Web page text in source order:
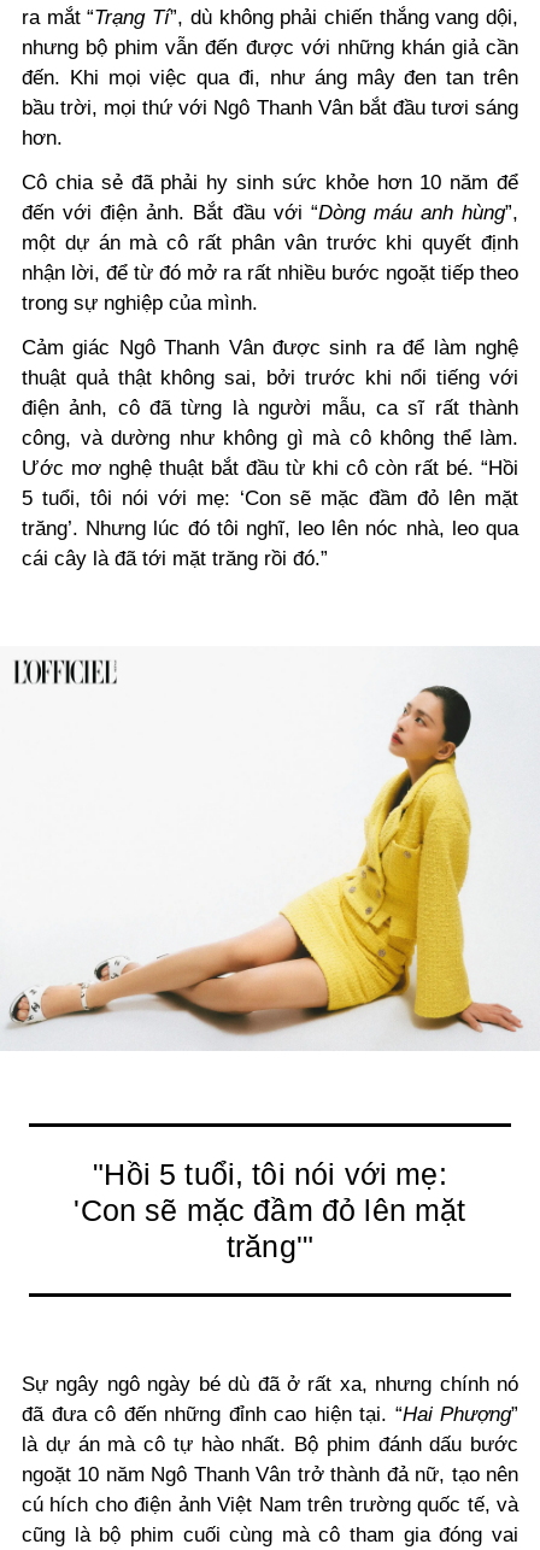
ra mắt “Trạng Tí”, dù không phải chiến thắng vang dội,
nhưng bộ phim vẫn đến được với những khán giả cần
đến. Khi mọi việc qua đi, như áng mây đentan trên
bầu trời, mọi thứ với Ngô Thanh Vân bắt đầu tươi sáng
hơn.
Cô chia sẻ đã phải hy sinh sức khỏe hơn 10 năm để
đến với điện ảnh. Bắt đầu với “Dòng máu anh hùng”,
một dự án mà cô rất phân vân trước khi quyết định
nhận lời, để từ đó mở ra rất nhiều bước ngoặt tiếp theo
trong sự nghiệp của mình.
Cảm giác Ngô Thanh Vân được sinh ra để làm nghệ
thuật quả thật không sai, bởi trước khi nổi tiếng với
điện ảnh, cô đã từng là người mẫu, ca sĩ rất thành
công, và dường như không gì mà cô không thể làm.
Ước mơ nghệ thuật bắt đầu từ khi cô còn rất bé. “Hồi
5 tuổi, tôi nói với mẹ: ‘Con sẽ mặc đầm đỏ lên mặt
trăng’. Nhưng lúc đó tôi nghĩ, leo lên nóc nhà, leo qua
cái cây là đã tới mặt trăng rồi đó.”
"Hồi 5 tuổi, tôi nói với mẹ:
'Con sẽ mặc đầm đỏ lên mặt
trăng'"
Sự ngây ngô ngày bé dù đã ở rất xa, nhưng chính nó
đã đưa cô đến những đỉnh cao hiện tại. “Hai Phượng”
là dự án mà cô tự hào nhất. Bộ phim đánh dấu bước
ngoặt 10 năm Ngô Thanh Vân trở thành đả nữ, tạo nên
cú hích cho điện ảnh Việt Nam trên trường quốc tế, và
cũng là bộ phim cuối cùng mà cô tham gia đóng vai